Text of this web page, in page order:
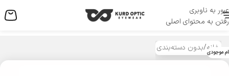
عبور به ناوبری
رفتن به محتوای اصلی
منو
خانه/بدون دسته‌بندی موجودی